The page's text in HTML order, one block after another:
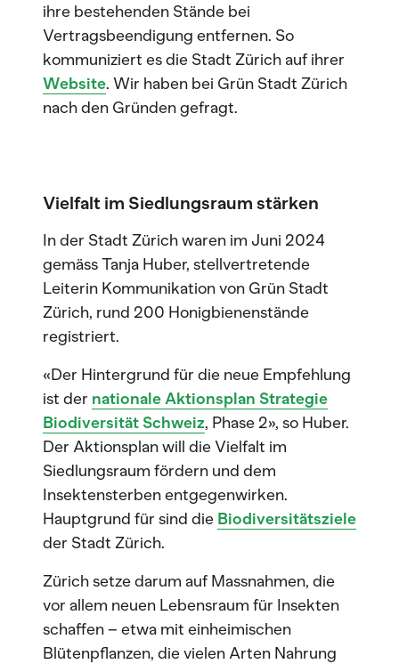
ihre bestehenden Stände bei
Vertragsbeendigung entfernen. So
kommuniziert es die Stadt Zürich auf ihrer
Website. Wir haben bei Grün Stadt Zürich
nach den Gründen gefragt.
Vielfalt im Siedlungsraum stärken
In der Stadt Zürich waren im Juni 2024
gemäss Tanja Huber, stellvertretende
Leiterin Kommunikation von Grün Stadt
Zürich, rund 200 Honigbienenstände
registriert.
«Der Hintergrund für die neue Empfehlung
ist der nationale Aktionsplan Strategie
Biodiversität Schweiz, Phase 2», so Huber.
Der Aktionsplan will die Vielfalt im
Siedlungsraum fördern und dem
Insektensterben entgegenwirken.
Hauptgrund für sind die Biodiversitätsziele
der Stadt Zürich.
Zürich setze darum auf Massnahmen, die
vor allem neuen Lebensraum für Insekten
schaffen – etwa mit einheimischen
Blütenpflanzen, die vielen Arten Nahrung